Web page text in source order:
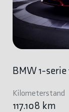
BMW 1-serie
Kilometerstand
117.108 km